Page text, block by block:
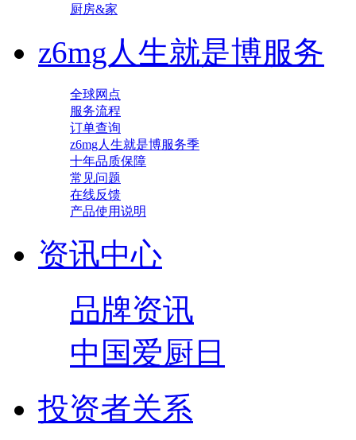
厨房&家
z6mg人生就是博服务
全球网点
服务流程
订单查询
z6mg人生就是博服务季
十年品质保障
常见问题
在线反馈
产品使用说明
资讯中心
品牌资讯
中国爱厨日
投资者关系